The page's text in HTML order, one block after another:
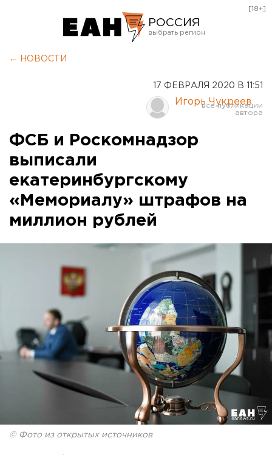
РОССИЯ
Курган
Оренбург
[18+]
← НОВОСТИ
17 ФЕВРАЛЯ 2020 В 11:51
Игорь Чукреев
ФСБ и Роскомнадзор
выписали
екатеринбургскому
«Мемориалу» штрафов на
миллион рублей
© Фото из открытых источников